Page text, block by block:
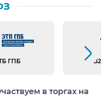
ГПБ B2B
Следующий слайд
в торгах на